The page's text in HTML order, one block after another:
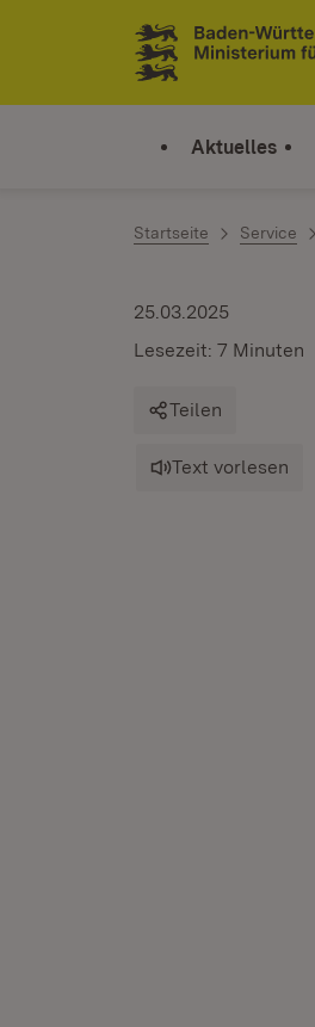
Zum Inhalt springen
Link zur Startseite
Aktuelles
Startseite Service
25.03.2025
Lesezeit: 7 Minuten
Teilen
Text vorlesen